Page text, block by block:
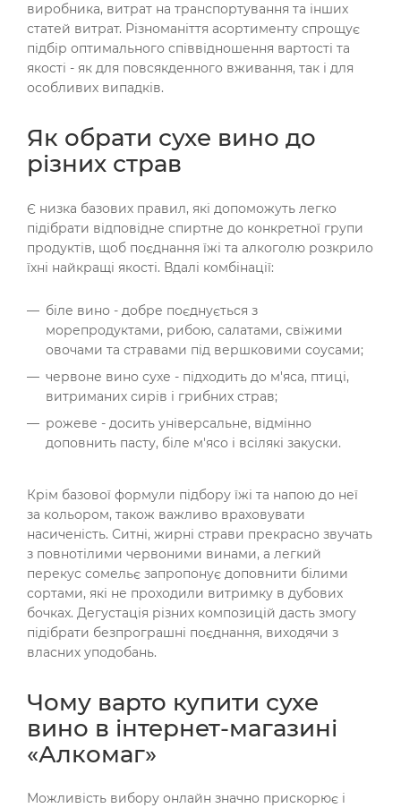
виробника, витрат на транспортування та інших
статей витрат. Різноманіття асортименту спрощує
підбір оптимального співвідношення вартості та
якості - як для повсякденного вживання, так і для
особливих випадків.
Як обрати сухе вино до
різних страв
Є низка базових правил, які допоможуть легко
підібрати відповідне спиртне до конкретної групи
продуктів, щоб поєднання їжі та алкоголю розкрило
їхні найкращі якості. Вдалі комбінації:
біле вино - добре поєднується з
морепродуктами, рибою, салатами, свіжими
овочами та стравами під вершковими соусами;
червоне вино сухе - підходить до м'яса, птиці,
витриманих сирів і грибних страв;
рожеве - досить універсальне, відмінно
доповнить пасту, біле м'ясо і всілякі закуски.
Крім базової формули підбору їжі та напою до неї
за кольором, також важливо враховувати
насиченість. Ситні, жирні страви прекрасно звучать
з повнотілими червоними винами, а легкий
перекус сомельє запропонує доповнити білими
сортами, які не проходили витримку в дубових
бочках. Дегустація різних композицій дасть змогу
підібрати безпрограшні поєднання, виходячи з
власних уподобань.
Чому варто купити сухе
вино в інтернет-магазині
«Алкомаг»
Можливість вибору онлайн значно прискорює і